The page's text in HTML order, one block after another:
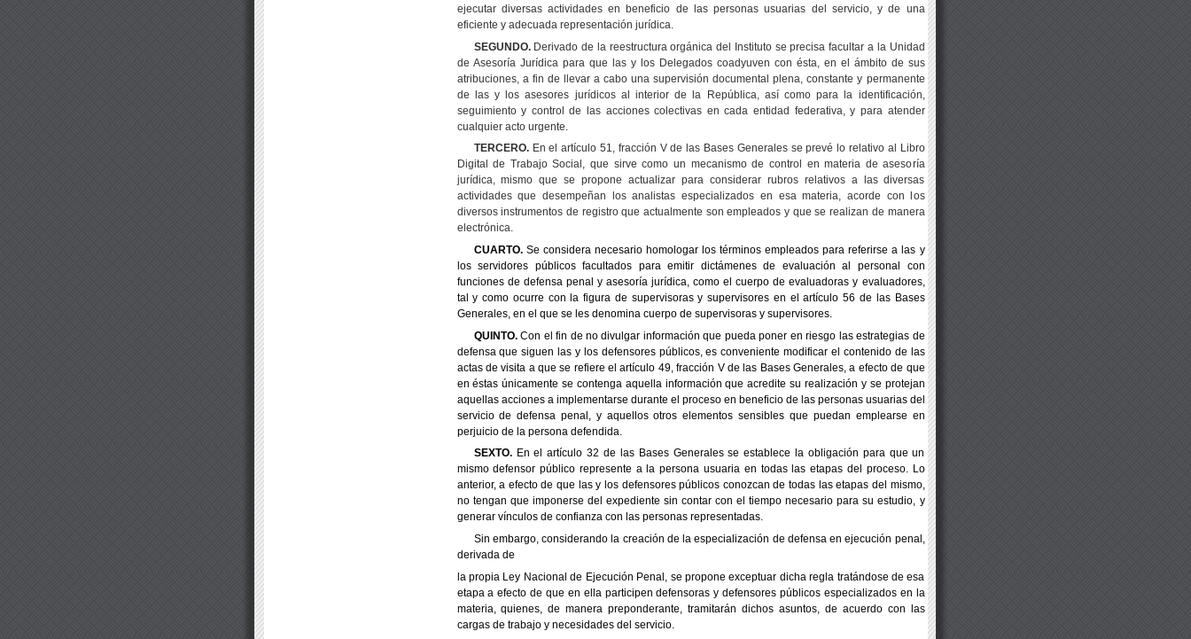
ejecutar diversas actividades en beneficio de las personas usuarias del servicio, y de una
eficiente y adecuada representación jurídica.
SEGUNDO. Derivado de la reestructura orgánica del Instituto se precisa facultar a la Unidad
de Asesoría Jurídica para que las y los Delegados coadyuven con ésta, en el ámbito de sus
atribuciones, a fin de llevar a cabo una supervisión documental plena, constante y permanente
de las y los asesores jurídicos al interior de la República, así como para la identificación,
seguimiento y control de las acciones colectivas en cada entidad federativa, y para atender
cualquier acto urgente.
TERCERO. En el artículo 51, fracción V de las Bases Generales se prevé lo relativo al Libro
Digital de Trabajo Social, que sirve como un mecanismo de control en materia de asesoría
jurídica, mismo que se propone actualizar para considerar rubros relativos a las diversas
actividades que desempeñan los analistas especializados en esa materia, acorde con los
diversos instrumentos de registro que actualmente son empleados y que se realizan de manera
electrónica.
CUARTO.Se considera necesario homologar los términos empleados para referirse a las y
los servidores públicos facultados para emitir dictámenes de evaluación al personal con
funciones de defensa penal y asesoría jurídica, como el cuerpo de evaluadoras y evaluadores,
tal y como ocurre con la figura de supervisoras y supervisores en el artículo 56 de las Bases
Generales, en el que se les denomina cuerpo de supervisoras y supervisores.
QUINTO.Con el fin de no divulgar información que pueda poner en riesgo las estrategias de
defensa que siguen las y los defensores públicos, es conveniente modificar el contenido de las
actas de visita a que se refiere el artículo 49, fracción V de las Bases Generales, a efecto de que
en éstas únicamente se contenga aquella información que acredite su realización y se protejan
aquellas acciones a implementarse durante el proceso en beneficio de las personas usuarias del
servicio de defensa penal, y aquellos otros elementos sensibles que puedan emplearse en
perjuicio de la persona defendida.
SEXTO.En el artículo 32 de las Bases Generales se establece la obligación para que un
mismo defensor público represente a la persona usuaria en todas las etapas del proceso. Lo
anterior, a efecto de que las y los defensores públicos conozcan de todas las etapas del mismo,
no tengan que imponerse del expediente sin contar con el tiempo necesario para su estudio, y
generar vínculos de confianza con las personas representadas.
Sin embargo, considerando la creación de la especialización de defensa en ejecución penal,
derivada de
la propia Ley Nacional de Ejecución Penal, se propone exceptuar dicha regla tratándose de esa
etapa a efecto de que en ella participen defensoras y defensores públicos especializados en la
materia, quienes, de manera preponderante, tramitarán dichos asuntos, de acuerdo con las
cargas de trabajo y necesidades del servicio.